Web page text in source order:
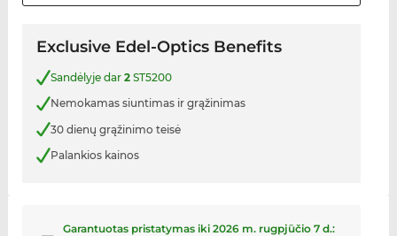
Exclusive Edel-Optics Benefits
Sandėlyje dar 2ST5200
Nemokamas siuntimas ir grąžinimas
30 dienų grąžinimo teisė
Palankios kainos
Garantuotas pristatymas iki 2026 m. rugpjūčio 7 d.: